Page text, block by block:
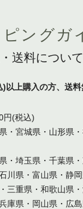
ングガ
送料について
以上購入の方、送料
円(税込)
・宮城県・山形県
・埼玉県・千葉県・
川県・富山県・静
三重県・和歌山県
庫県・岡山県・広